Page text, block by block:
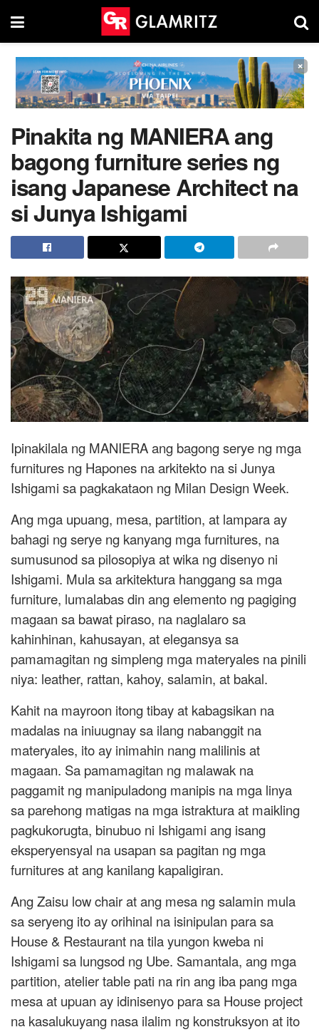
×
Pinakita ng MANIERA ang
bagong furniture series ng
isang Japanese Architect na
si Junya Ishigami
Ipinakilala ng MANIERA ang bagong serye ng mga
furnitures ng Hapones na arkitekto na si Junya
Ishigami sa pagkakataon ng Milan Design Week.
Ang mga upuang, mesa, partition, at lampara ay
bahagi ng serye ng kanyang mga furnitures, na
sumusunod sa pilosopiya at wika ng disenyo ni
Ishigami. Mula sa arkitektura hanggang sa mga
furniture, lumalabas din ang elemento ng pagiging
magaan sa bawat piraso, na naglalaro sa
kahinhinan, kahusayan, at elegansya sa
pamamagitan ng simpleng mga materyales na pinili
niya: leather, rattan, kahoy, salamin, at bakal.
Kahit na mayroon itong tibay at kabagsikan na
madalas na iniuugnay sa ilang nabanggit na
materyales, ito ay inimahin nang malilinis at
magaan. Sa pamamagitan ng malawak na
paggamit ng manipuladong manipis na mga linya
sa parehong matigas na mga istraktura at maikling
pagkukorugta, binubuo ni Ishigami ang isang
eksperyensyal na usapan sa pagitan ng mga
furnitures at ang kanilang kapaligiran.
Ang Zaisu low chair at ang mesa ng salamin mula
sa seryeng ito ay orihinal na isinipulan para sa
House & Restaurant na tila yungon kweba ni
Ishigami sa lungsod ng Ube. Samantala, ang mga
partition, atelier table pati na rin ang iba pang mga
mesa at upuan ay idinisenyo para sa House project
na kasalukuyang nasa ilalim ng konstruksyon at ito